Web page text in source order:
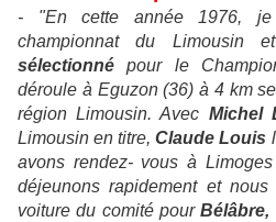
- "En cette année 1976, je
championnat du
sélectionné pour le
déroule à Eguzon (36) à 4 km
région Limousin. Avec Michel
Limousin en titre,Claude Louis
avons rendez- vous à
déjeunons rapidement et
voiture du comité pourBélâbre,